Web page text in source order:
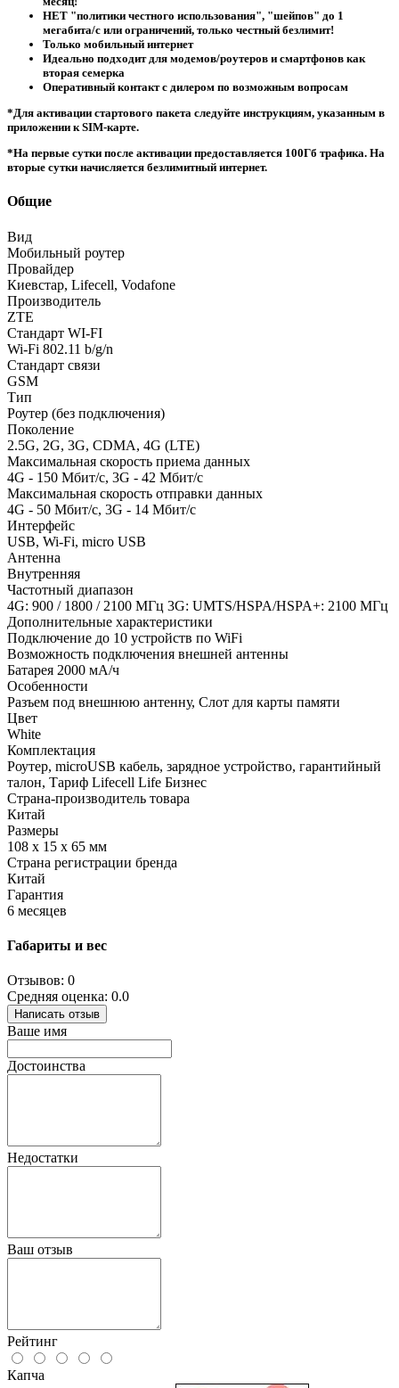
НЕТ "политики честного использования", "шейпов" до 1
мегабита/с или ограничений, только честный безлимит!
Только мобильный интернет
Идеально подходит для модемов/роутеров и смартфонов как
вторая семерка
Оперативный контакт с дилером по возможным вопросам
*Для активации стартового пакета следуйте инструкциям, указанным в
приложении к SIM-карте.
*На первые сутки после активации предоставляется 100Гб трафика. На
вторые сутки начисляется безлимитный интернет.
Общие
Вид
Мобильный роутер
Провайдер
Киевстар, Lifecell, Vodafone
Производитель
ZTE
Стандарт WI-FI
Wi-Fi 802.11 b/g/n
Стандарт связи
GSM
Тип
Роутер (без подключения)
Поколение
2.5G, 2G, 3G, CDMA, 4G (LTE)
Максимальная скорость приема данных
4G - 150 Мбит/с, 3G - 42 Мбит/с
Максимальная скорость отправки данных
4G - 50 Мбит/с, 3G - 14 Мбит/с
Интерфейс
USB, Wi-Fi, micro USB
Антенна
Внутренняя
Частотный диапазон
4G: 900 / 1800 / 2100 МГц 3G: UMTS/HSPA/HSPA+: 2100 МГц
Дополнительные характеристики
Подключение до 10 устройств по WiFi
Возможность подключения внешней антенны
Батарея 2000 мА/ч
Особенности
Разъем под внешнюю антенну, Слот для карты памяти
Цвет
White
Комплектация
Роутер, microUSB кабель, зарядное устройство, гарантийный
талон, Тариф Lifecell Life Бизнес
Страна-производитель товара
Китай
Размеры
108 х 15 х 65 мм
Страна регистрации бренда
Китай
Гарантия
6 месяцев
Габариты и вес
Отзывов: 0
Средняя оценка: 0.0
Написать отзыв
Ваше имя
Достоинства
Недостатки
Ваш отзыв
Рейтинг
Капча